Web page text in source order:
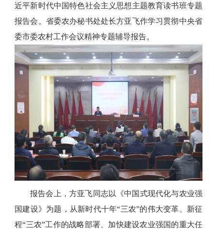
近平新时代中国特色社会主义思想主题教育读书班专题
报告会。省委农办秘书处处长方亚飞作学习贯彻中央省
委市委农村工作会议精神专题辅导报告。
报告会上，方亚飞同志以《中国式现代化与农业强
国建设》为题，从新时代十年“三农”的伟大变革、新征
程“三农”工作的战略部署、加快建设农业强国的重大任